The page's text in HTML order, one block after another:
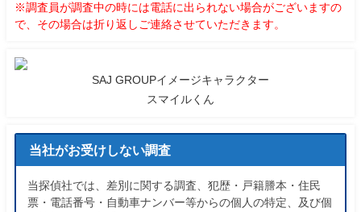
※調査員が調査中の時には電話に出られない場合がございますの
で、その場合は折り返しご連絡させていただきます。
SAJ GROUPイメージキャラクター
スマイルくん
当社がお受けしない調査
当探偵社では、差別に関する調査、犯歴・戸籍謄本・住民
票・電話番号・自動車ナンバー等からの個人の特定、及び個